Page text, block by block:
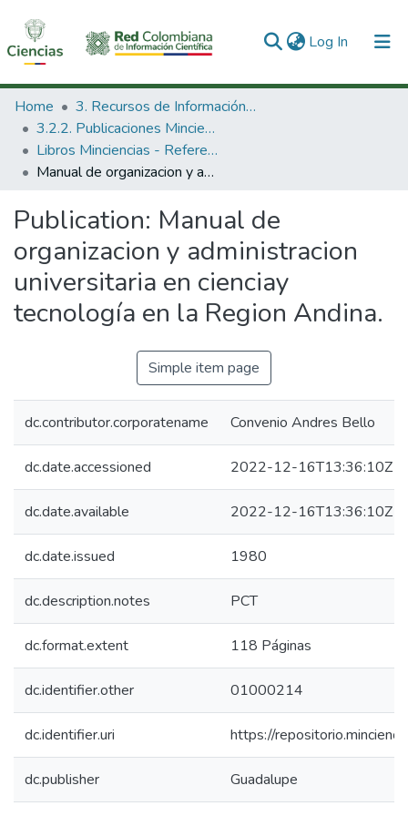
Log In (current)
Communities & Collections
All of DSpace
Statistics
Home
3. Recursos de Información Científica y Tecnológica
3.2.2. Publicaciones Minciencias
Libros Minciencias - Referenciales
Manual de organizacion y administracion universitaria en cienciay tecnología en la Region Andina.
Publication: Manual de
organizacion y administracion
universitaria en cienciay
tecnología en la Region Andina.
Simple item page
dc.contributor.corporatename Convenio Andres Bello
dc.date.accessioned 2022-12-16T13:36:10Z
dc.date.available 2022-12-16T13:36:10Z
dc.date.issued 1980
dc.description.notes PCT
dc.format.extent 118 Páginas
dc.identifier.other 01000214
dc.identifier.uri https://
dc.publisher Guadalupe